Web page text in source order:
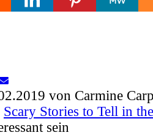
Share
on
von Carmine
Scary Stories to Tell in
sein